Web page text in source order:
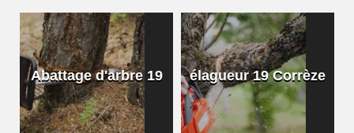
Abattage d'arbre 19 élagueur 19 Corrèze